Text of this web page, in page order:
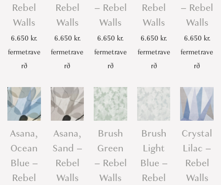
a
l
s
n
t
i
t
y
Rebel
Walls
6.650 kr.
fermetrave
rð
Rebel
Walls
6.650 kr.
fermetrave
rð
– Rebel
Walls
6.650 kr.
fermetrave
rð
Rebel
Walls
6.650 kr.
fermetrave
rð
– Rebel
Walls
6.650 kr.
fermetrave
rð
Asana,
Ocean
Blue –
Rebel
Asana,
Sand –
Rebel
Walls
Brush
Green
– Rebel
Walls
Brush
Light
Blue –
Rebel
Crystal
Lilac –
Rebel
Walls